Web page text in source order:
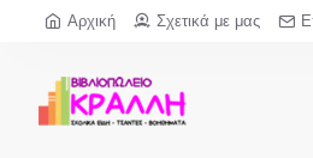
Αρχική Σχετικά με μας